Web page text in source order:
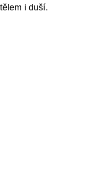
i duší.